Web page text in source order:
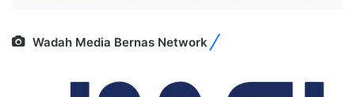
Wadah Media Bernas Network